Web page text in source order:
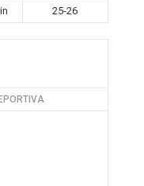
25-26